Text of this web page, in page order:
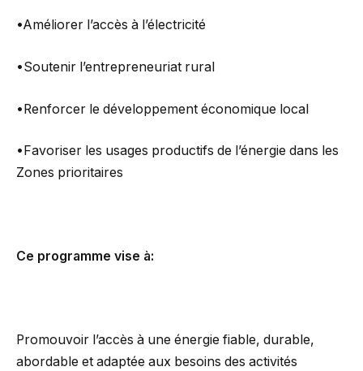
•Améliorer l’accès à l’électricité
•Soutenir l’entrepreneuriat rural
•Renforcer le développement économique local
•Favoriser les usages productifs de l’énergie dans les
Zones prioritaires
Ce programme vise à:
Promouvoir l’accès à une énergie fiable, durable,
abordable et adaptée aux besoins des activités